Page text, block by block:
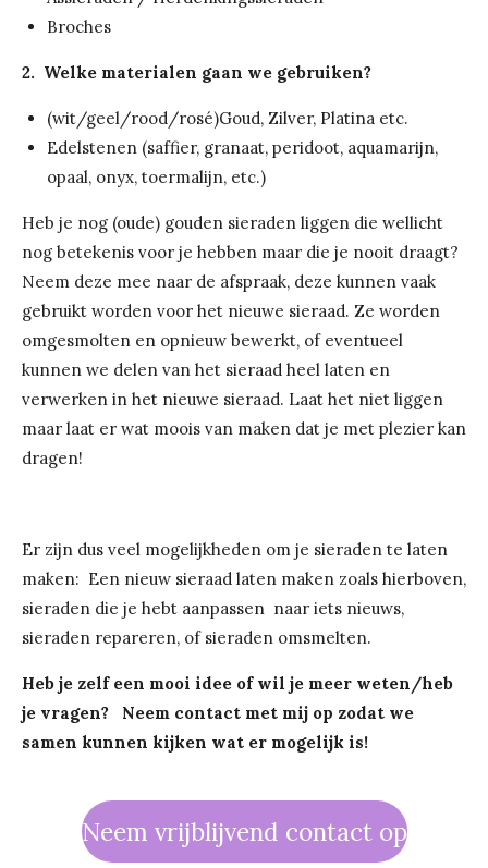
Broches
2. Welke materialen gaan we gebruiken?
(wit/geel/rood/rosé)Goud, Zilver, Platina etc.
Edelstenen (saffier, granaat, peridoot, aquamarijn,
opaal, onyx, toermalijn, etc.)
Heb je nog (oude) gouden sieraden liggen die wellicht
nog betekenis voor je hebben maar die je nooit draagt?
Neem deze mee naar de afspraak, deze kunnen vaak
gebruikt worden voor het nieuwe sieraad. Ze worden
omgesmolten en opnieuw bewerkt, of eventueel
kunnen we delen van het sieraad heel laten en
verwerken in het nieuwe sieraad. Laat het niet liggen
maar laat er wat moois van maken dat je met plezier kan
dragen!
Er zijn dus veel mogelijkheden om je sieraden te laten
maken: Een nieuw sieraad laten maken zoals hierboven,
sieraden die je hebt aanpassen naar iets nieuws,
sieraden repareren, of sieraden omsmelten.
Heb je zelf een mooi idee of wil je meer weten/heb
je vragen? Neem contact met mij op zodat we
samen kunnen kijken wat er mogelijk is!
Neem vrijblijvend contact op